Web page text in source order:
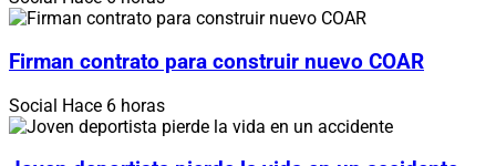
Firman contrato para construir nuevo COAR
Social Hace 6 horas